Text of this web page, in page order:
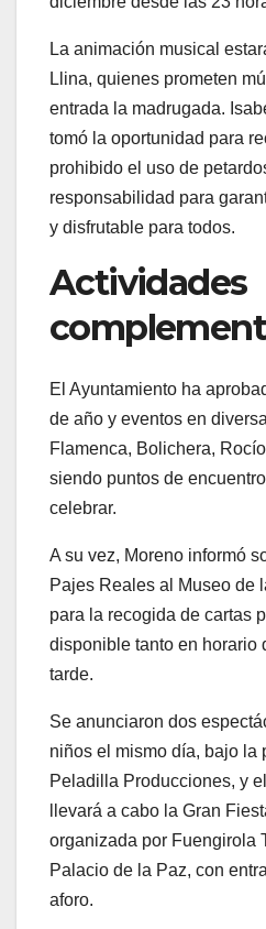
La animación musical
Llina, quienes prometen
entrada la madrugada.
tomó la oportunidad para
prohibido el uso de
responsabilidad para
y disfrutable para todos.
Actividades
El Ayuntamiento ha
de año y eventos en
Flamenca, Bolichera,
siendo puntos de
celebrar.
A su vez, Moreno informó
Pajes Reales al Museo de
para la recogida de cartas
disponible tanto en horario
tarde.
Se anunciaron dos
niños el mismo día, bajo la
Peladilla Producciones, y
llevará a cabo la Gran
organizada por Fuengirola
Palacio de la Paz, con
aforo.